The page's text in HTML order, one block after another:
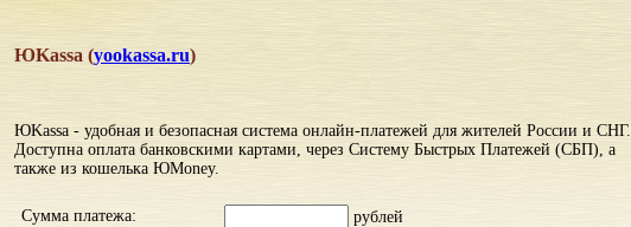
ЮKassa (yookassa.ru)
ЮKassa - удобная и безопасная система онлайн-платежей для жителей России и СНГ.
Доступна оплата банковскими картами, через Систему Быстрых Платежей (СБП), а
также из кошелька ЮMoney.
Сумма платежа:
рублей